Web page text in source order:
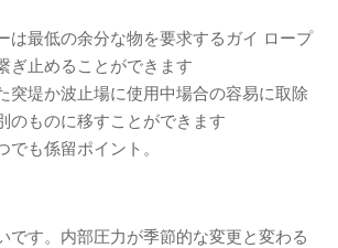
は最低の余分な物を要求するガイ ロープ
ぎ止めることができます
突堤か波止場に使用中場合の容易に取除
のものに移すことができます
でも係留ポイント。
です。内部圧力が季節的な変更と変わる